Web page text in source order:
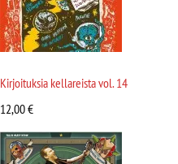
Kirjoituksia kellareista vol. 14
12,00€